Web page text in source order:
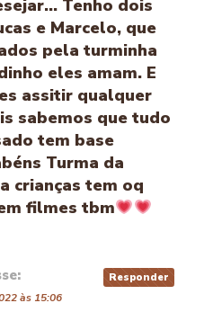
Tenho dois
e Marcelo, que
pela turminha
eles amam. E
assitir qualquer
sabemos que tudo
tem base
Turma da
crianças tem oq
filmes tbm
às 15:06
Responder